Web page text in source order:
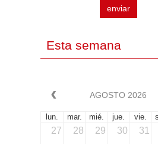
enviar
Esta semana
AGOSTO 2026
lun. mar. mié. jue. vie.
27 28 29 30 31